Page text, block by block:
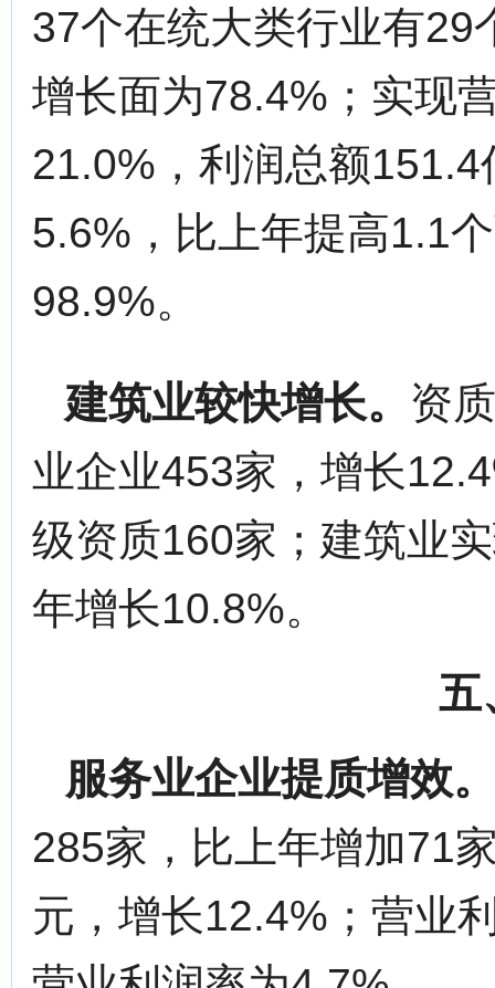
37个在统大类行业有29
增长面为78.4%；实现
21.0%，利润总额
5.6%，比上年提高1.1
98.9%。
建筑业较快增长。 资
业企业453家，增长
级资质160家；建筑业
年增长10.8%。
五
服务业企业提质增效。
285家，比上年增加71
元，增长12.4%；营业